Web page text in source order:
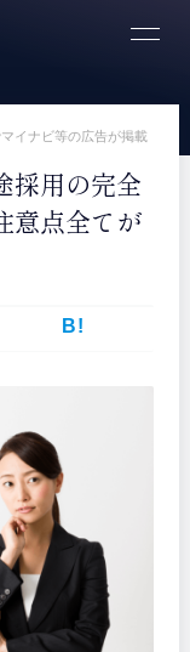
イナビ等の広告が掲載
採用の完全
意点全てが
B!